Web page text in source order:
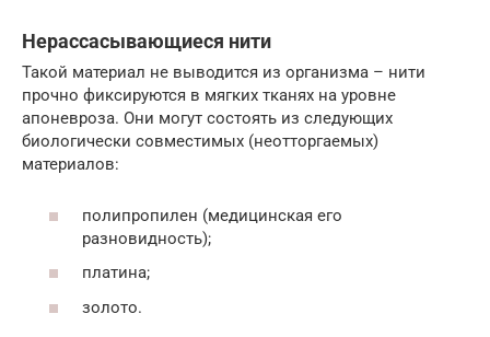
Нерассасывающиеся нити
Такой материал не выводится из организма – нити
прочно фиксируются в мягких тканях на уровне
апоневроза. Они могут состоять из следующих
биологически совместимых (неотторгаемых)
материалов:
полипропилен (медицинская его
разновидность);
платина;
золото.